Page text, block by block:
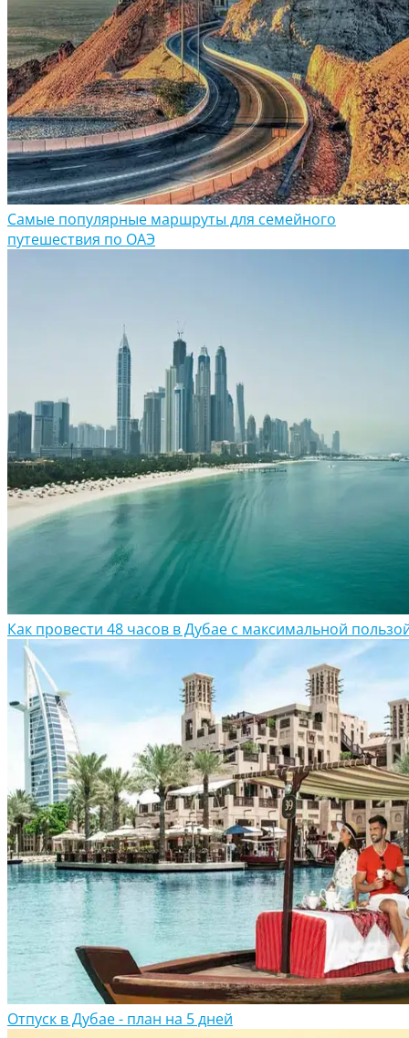
Самые популярные маршруты для семейного
путешествия по ОАЭ
Как провести 48 часов в Дубае с максимальной
Отпуск в Дубае - план на 5 дней